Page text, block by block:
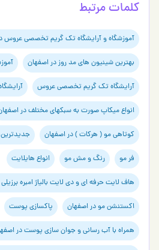
کلمات مرتبط
آموزشگاه و آرایشگاه تک گریم تخصصی عروس
بهترین شینیون های مد روز در اصفهان
آرایشگاه تک گریم تخصصی عروس
انواع میکاپ صورت به سبکهای مختلف در
کوتاهی مو ( هرکات ) در اصفهان
فر مو رنگ و مش مو انواع هایلایت
هاف لایت حرفه ای و دی لایت بالیاژ امبره
اکستنشن مو در اصفهان پاکسازی پوست
همراه با آب رسانی و جوان سازی پوست در